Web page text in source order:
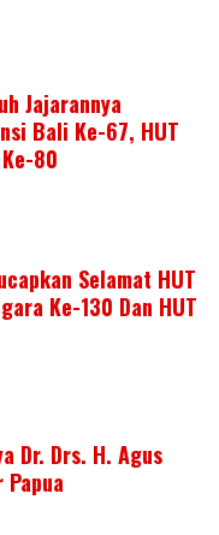
Jajarannya
Bali Ke-67, HUT
80
Selamat HUT
Ke-130 Dan HUT
Dr. Drs. H. Agus
Papua